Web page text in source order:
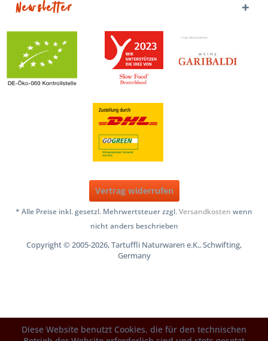
Newsletter
Vertrag widerrufen
* Alle Preise inkl. gesetzl. Mehrwertsteuer zzgl.Versandkosten wenn
nicht anders beschrieben
Copyright © 2005-2026, Tartuffli Naturwaren e.K., Schwifting,
Germany
Diese Website benutzt Cookies, die für den technischen